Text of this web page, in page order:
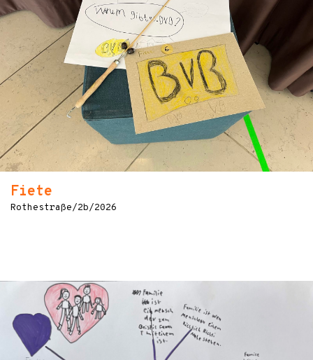
Fiete
Rothestraße/2b/2026